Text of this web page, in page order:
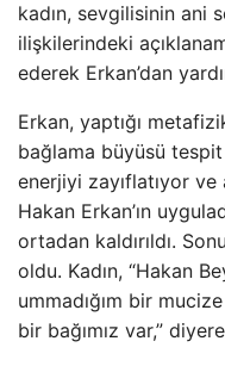
kadın, sevgilisinin ani
ilişkilerindeki
ederek Erkan’dan
Erkan, yaptığı
bağlama büyüsü
enerjiyi zayıflatıyor ve
Hakan Erkan’ın
ortadan kaldırıldı.
oldu. Kadın, “Hakan
ummadığım bir
bir bağımız var,”